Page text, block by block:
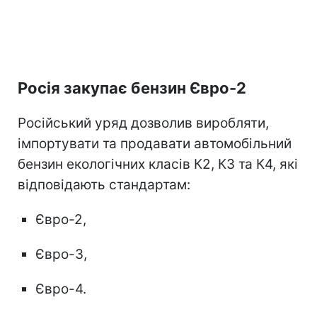
Росія закупає бензин Євро-2
Російський уряд дозволив виробляти,
імпортувати та продавати автомобільний
бензин екологічних класів К2, К3 та К4, які
відповідають стандартам:
Євро-2,
Євро-3,
Євро-4.